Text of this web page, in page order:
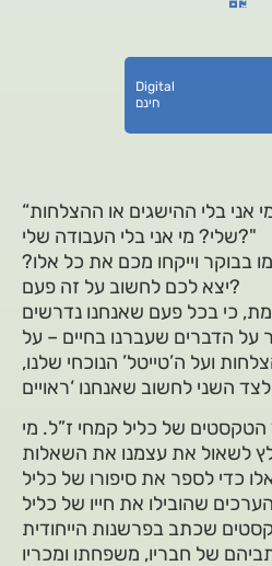
Digital
חינם
“מי אני בלי הטייטל שלי? מי אני בלי ההישגים או ההצלחות
שלי? מי אני בלי העבודה שלי?"
בבוקר וייקחו מכם את כל אלו?
יצא לכם לחשוב על זה פעם?
כי בכל פעם שאנחנו נדרשים
על הדברים שעברנו בחיים – על
ועל ה’טייטל’ הנוכחי שלנו,
של כליל קמחי ז”ל. מי
לשאול את עצמנו את השאלות
שהובילו את חייו של כליל
שכתב בפרשנות הייחודית